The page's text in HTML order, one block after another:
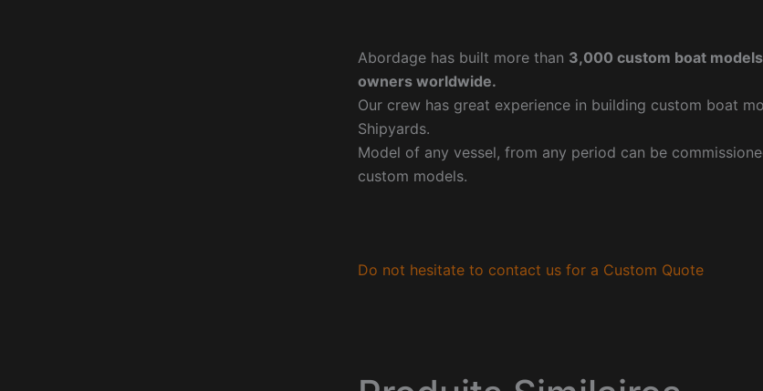
Abordage has built more than 3,000 custom boat models
owners worldwide.
Our crew has great experience in building custom boat
Shipyards.
Model of any vessel, from any period can be
custom models.
Do not hesitate to contact us for a Custom Quote